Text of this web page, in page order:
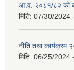
आ.व. २०८१/८२ को
मिति: 07/30/2024
नीति तथा कार्यक्रम
मिति: 06/25/2024